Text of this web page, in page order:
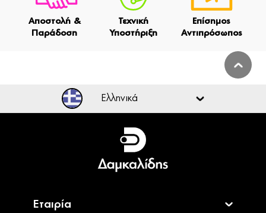
Αποστολή &
Παράδοση
Τεχνική
Υποστήριξη
Επίσημος
Αντιπρόσωπος
Ελληνικά
Ελληνικά
English
Εταιρία